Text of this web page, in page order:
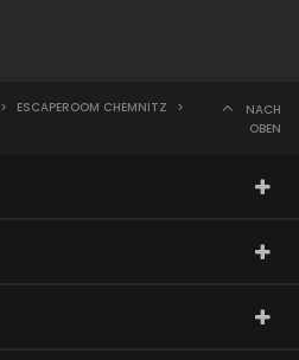
> ESCAPEROOM CHEMNITZ
>
NACH
OBEN